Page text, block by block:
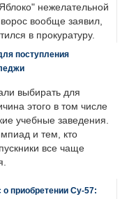
нежелательной
вообще заявил,
в прокуратуру.
поступления
выбирать для
этого в том числе
учебные заведения.
и тем, кто
все чаще
приобретении Су-57: